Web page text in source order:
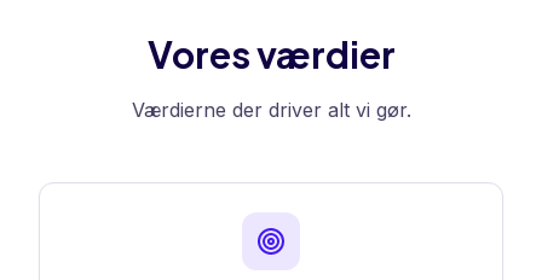
Vores værdier
Værdierne der driver alt vi gør.